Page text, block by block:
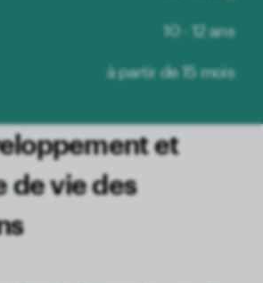
10 - 12 ans
à partir de 15 mois
et
de vie des